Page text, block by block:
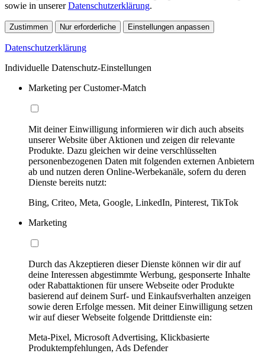
sowie in unsererDatenschutzerklärung.
Zustimmen Nur erforderliche Einstellungen anpassen
Datenschutzerklärung
Individuelle Datenschutz-Einstellungen
Marketing per Customer-Match
Mit deiner Einwilligung informieren wir dich auch abseits
unserer Website über Aktionen und zeigen dir relevante
Produkte. Dazu gleichen wir deine verschlüsselten
personenbezogenen Daten mit folgenden externen Anbietern
ab und nutzen deren Online-Werbekanäle, sofern du deren
Dienste bereits nutzt:
Bing, Criteo, Meta, Google, LinkedIn, Pinterest, TikTok
Marketing
Durch das Akzeptieren dieser Dienste können wir dir auf
deine Interessen abgestimmte Werbung, gesponserte Inhalte
oder Rabattaktionen für unsere Webseite oder Produkte
basierend auf deinem Surf- und Einkaufsverhalten anzeigen
sowie deren Erfolge messen. Mit deiner Einwilligung setzen
wir auf dieser Webseite folgende Drittdienste ein:
Meta-Pixel, Microsoft Advertising, Klickbasierte
Produktempfehlungen, Ads Defender